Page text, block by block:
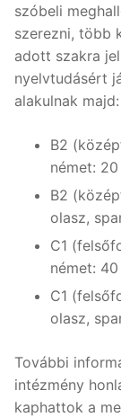
szóbeli
szerezni, több
adott szakra
nyelvtudásért
alakulnak majd:
B2
német:
B2
olasz,
C1
német:
C1
olasz,
További
intézmény
kaphattok a